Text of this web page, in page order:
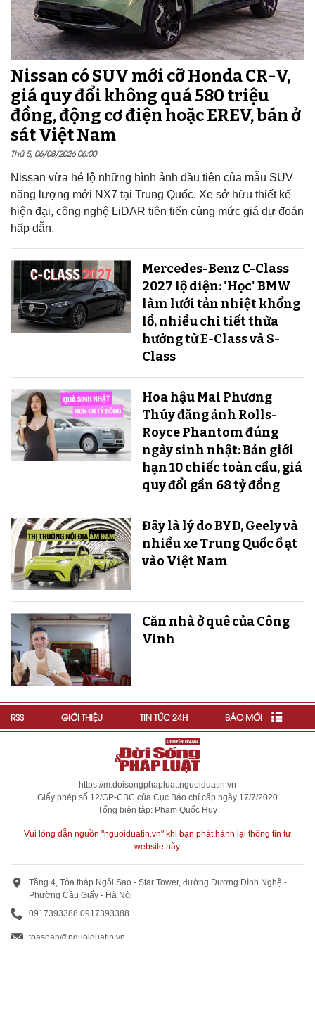
Nissan có SUV mới cỡ Honda CR-V,
giá quy đổi không quá 580 triệu
đồng, động cơ điện hoặc EREV, bán ở
sát Việt Nam
Thứ 5, 06/08/2026 06:00
Nissan vừa hé lộ những hình ảnh đầu tiên của mẫu SUV
năng lượng mới NX7 tại Trung Quốc. Xe sở hữu thiết kế
hiện đại, công nghệ LiDAR tiên tiến cùng mức giá dự đoán
hấp dẫn.
Mercedes-Benz C-Class
2027 lộ diện: 'Học' BMW
làm lưới tản nhiệt khổng
lồ, nhiều chi tiết thừa
hưởng từ E-Class và S-
Class
Hoa hậu Mai Phương
Thúy đăng ảnh Rolls-
Royce Phantom đúng
ngày sinh nhật: Bản giới
hạn 10 chiếc toàn cầu, giá
quy đổi gần 68 tỷ đồng
Đây là lý do BYD, Geely và
nhiều xe Trung Quốc ồ ạt
vào Việt Nam
Căn nhà ở quê của Công
Vinh
RSS GIỚI THIỆU TIN TỨC 24H BÁO MỚI
https://m.doisongphapluat.nguoiduatin.vn
Giấy phép số 12/GP-CBC của Cục Báo chí cấp ngày 17/7/2020
Tổng biên tập: Phạm Quốc Huy
Vui lòng dẫn nguồn "nguoiduatin.vn" khi bạn phát hành lại thông tin từ
website này.
Tầng 4, Tòa tháp Ngôi Sao - Star Tower, đường Dương Đình Nghệ -
Phường Cầu Giấy - Hà Nội
0917393388 0917393388
toasoan@nguoiduatin.vn